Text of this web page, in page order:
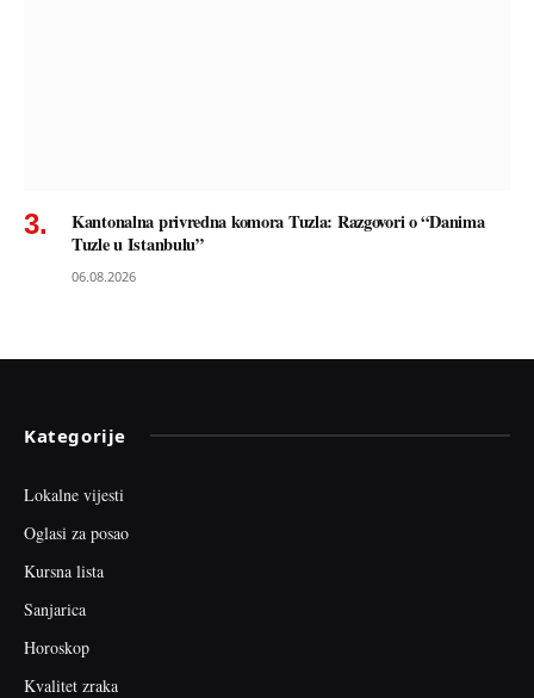
Kantonalna privredna komora Tuzla: Razgovori o “Danima
Tuzle u Istanbulu”
06.08.2026
Kategorije
Lokalne vijesti
Oglasi za posao
Kursna lista
Sanjarica
Horoskop
Kvalitet zraka